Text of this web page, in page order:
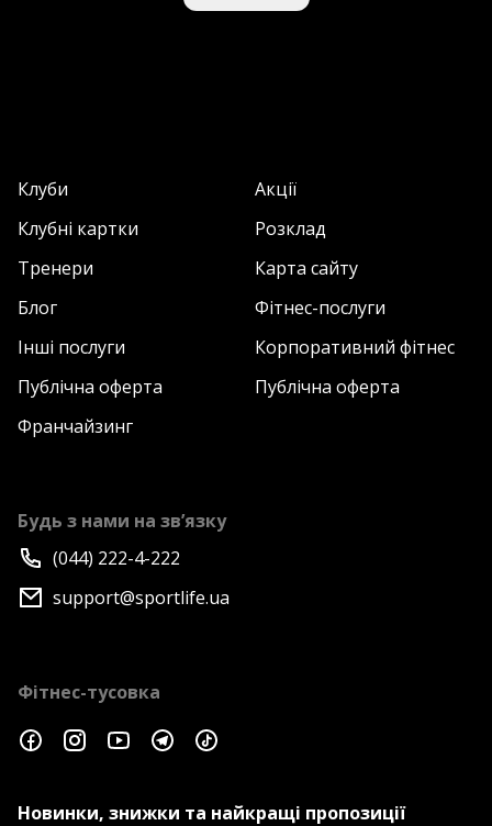
Клуби
Акції
Клубні картки
Розклад
Тренери
Карта сайту
Блог
Фітнес-послуги
Інші послуги
Корпоративний фітнес
Публічна оферта
Публічна оферта
Франчайзинг
Будь з нами на зв’язку
(044) 222-4-222
support@sportlife.ua
Фітнес-тусовка
Новинки, знижки та найкращі пропозиції